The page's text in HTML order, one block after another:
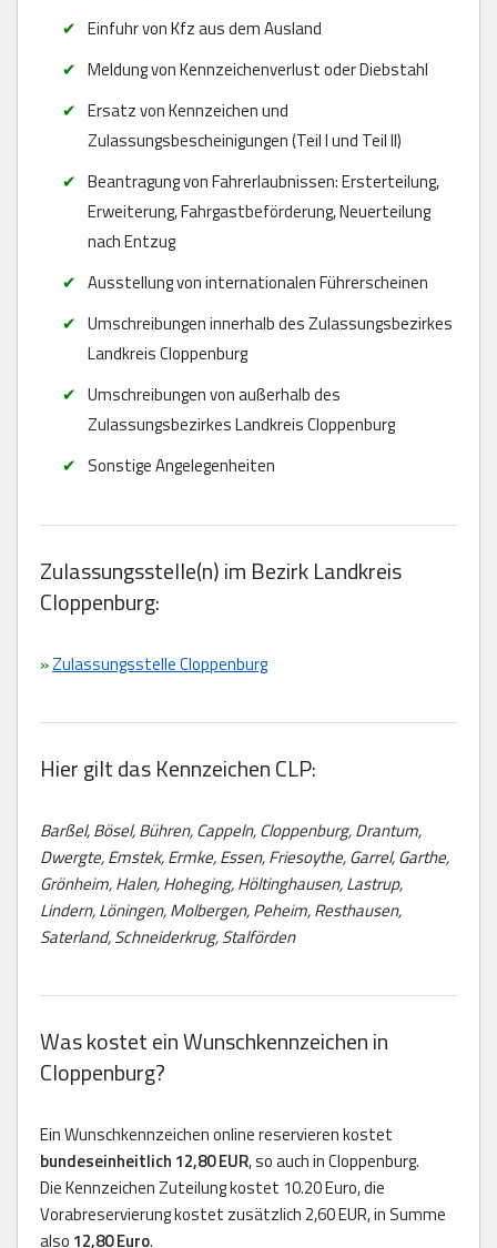
Einfuhr von Kfz aus dem Ausland
Meldung von Kennzeichenverlust oder Diebstahl
Ersatz von Kennzeichen und
Zulassungsbescheinigungen (Teil I und Teil II)
Beantragung von Fahrerlaubnissen: Ersterteilung,
Erweiterung, Fahrgastbeförderung, Neuerteilung
nach Entzug
Ausstellung von internationalen Führerscheinen
Umschreibungen innerhalb des Zulassungsbezirkes
Landkreis Cloppenburg
Umschreibungen von außerhalb des
Zulassungsbezirkes Landkreis Cloppenburg
Sonstige Angelegenheiten
Zulassungsstelle(n) im Bezirk Landkreis
Cloppenburg:
»Zulassungsstelle Cloppenburg
Hier gilt das Kennzeichen CLP:
Barßel, Bösel, Bühren, Cappeln, Cloppenburg, Drantum,
Dwergte, Emstek, Ermke, Essen, Friesoythe, Garrel, Garthe,
Grönheim, Halen, Hoheging, Höltinghausen, Lastrup,
Lindern, Löningen, Molbergen, Peheim, Resthausen,
Saterland, Schneiderkrug, Stalförden
Was kostet ein Wunschkennzeichen in
Cloppenburg?
Ein Wunschkennzeichen online reservieren kostet
bundeseinheitlich 12,80 EUR, so auch in Cloppenburg.
Die Kennzeichen Zuteilung kostet 10.20 Euro, die
Vorabreservierung kostet zusätzlich 2,60 EUR, in Summe
also 12,80 Euro.